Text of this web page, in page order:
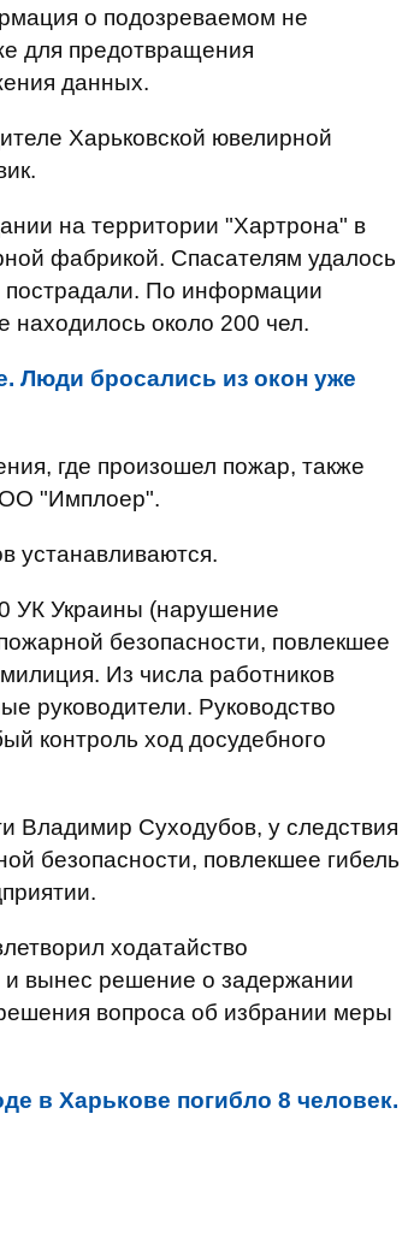
о подозреваемом не
для предотвращения
данных.
Харьковской ювелирной
на территории "Хартрона" в
фабрикой. Спасателям удалось
пострадали. По информации
находилось около 200 чел.
Люди бросались из окон уже
где произошел пожар, также
"Имплоер".
устанавливаются.
УК Украины (нарушение
безопасности, повлекшее
Из числа работников
руководители. Руководство
контроль ход досудебного
Владимир Суходубов, у следствия
безопасности, повлекшее гибель
ходатайство
и вынес решение о задержании
вопроса об избрании меры
в Харькове погибло 8 человек.